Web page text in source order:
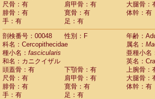
尺骨：有
肩甲骨：有
大腿骨：
腓骨：有
寛骨：有
体幹：有
手：有
足：有
剖検番号：00048
性別：F
年齢：
科名：Cercopithecidae
属名：
種小名： fascicularis
亜種小名
和名：カニクイザル
英名：
頭蓋骨：有
下顎骨：有
上腕骨：
尺骨：有
肩甲骨：有
大腿骨：
腓骨：有
寛骨：有
体幹：有
手：有
足：有